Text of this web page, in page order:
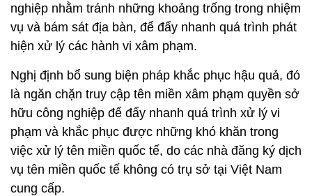
nghiệp nhằm tránh những khoảng trống trong nhiệm
vụ và bám sát địa bàn, để đẩy nhanh quá trình phát
hiện xử lý các hành vi xâm phạm.
Nghị định bổ sung biện pháp khắc phục hậu quả, đó
là ngăn chặn truy cập tên miền xâm phạm quyền sở
hữu công nghiệp để đẩy nhanh quá trình xử lý vi
phạm và khắc phục được những khó khăn trong
việc xử lý tên miền quốc tế, do các nhà đăng ký dịch
vụ tên miền quốc tế không có trụ sở tại Việt Nam
cung cấp.